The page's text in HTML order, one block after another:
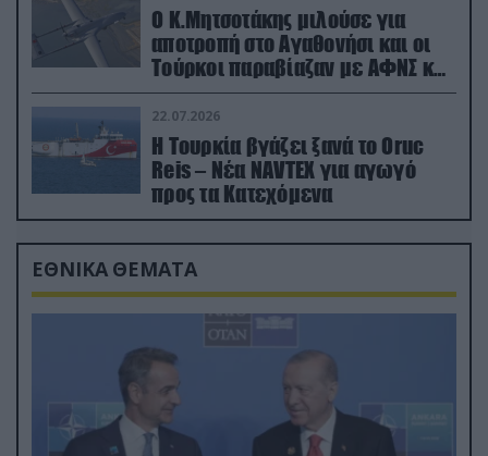
Ο Κ.Μητσοτάκης μιλούσε για
αποτροπή στο Αγαθονήσι και οι
Τούρκοι παραβίαζαν με ΑΦΝΣ και
drone
22.07.2026
Η Τουρκία βγάζει ξανά το Oruc
Reis – Νέα NAVTEX για αγωγό
προς τα Κατεχόμενα
ΕΘΝΙΚΑ ΘΕΜΑΤΑ